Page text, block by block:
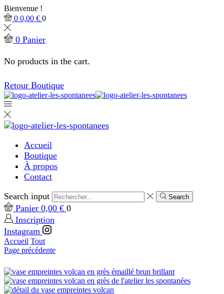
Bienvenue !
0 0,00 € 0
0 Panier
No products in the cart.
Retour Boutique
Accueil
Boutique
À propos
Contact
Search input
Search
Panier 0,00 € 0
Inscription
Instagram
Accueil Tout
Page précédente